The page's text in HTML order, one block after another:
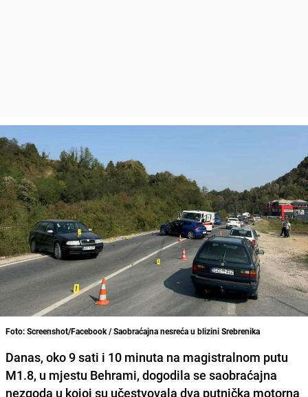
Foto: Screenshot/Facebook / Saobraćajna nesreća u blizini Srebrenika
Danas, oko 9 sati i 10 minuta na magistralnom putu
M1.8, u mjestu Behrami, dogodila se saobraćajna
nezgoda u kojoj su učestvovala dva putnička motorna